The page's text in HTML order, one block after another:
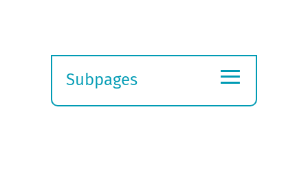
Subpages
≡